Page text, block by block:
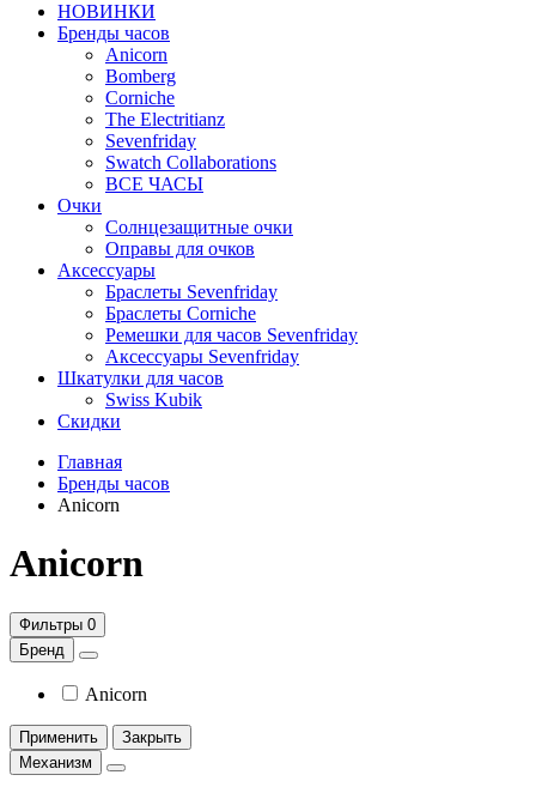
НОВИНКИ
Бренды часов
Anicorn
Bomberg
Corniche
The Electritianz
Sevenfriday
Swatch Collaborations
ВСЕ ЧАСЫ
Очки
Солнцезащитные очки
Оправы для очков
Аксессуары
Браслеты Sevenfriday
Браслеты Corniche
Ремешки для часов Sevenfriday
Аксессуары Sevenfriday
Шкатулки для часов
Swiss Kubik
Скидки
Главная
Бренды часов
Anicorn
Anicorn
Фильтры 0
Бренд
Anicorn
Применить
Закрыть
Механизм